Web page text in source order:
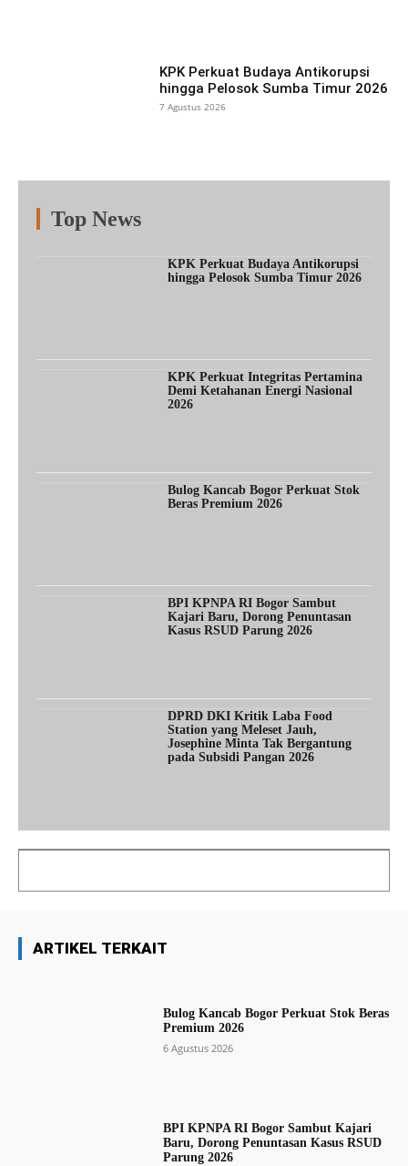
KPK Perkuat Budaya Antikorupsi
hingga Pelosok Sumba Timur 2026
7 Agustus 2026
Top News
KPK Perkuat Budaya Antikorupsi
hingga Pelosok Sumba Timur 2026
KPK Perkuat Integritas Pertamina
Demi Ketahanan Energi Nasional
2026
Bulog Kancab Bogor Perkuat Stok
Beras Premium 2026
BPI KPNPA RI Bogor Sambut
Kajari Baru, Dorong Penuntasan
Kasus RSUD Parung 2026
DPRD DKI Kritik Laba Food
Station yang Meleset Jauh,
Josephine Minta Tak Bergantung
pada Subsidi Pangan 2026
ARTIKEL TERKAIT
Bulog Kancab Bogor Perkuat Stok Beras
Premium 2026
6 Agustus 2026
BPI KPNPA RI Bogor Sambut Kajari
Baru, Dorong Penuntasan Kasus RSUD
Parung 2026